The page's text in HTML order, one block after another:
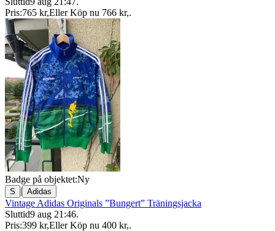
Pris:765 kr,Eller Köp nu 766 kr,.
Badge på objektet:Ny
S | Adidas
Vintage Adidas Originals ”Bungert” Träningsjacka
Sluttid9 aug 21:46.
Pris:399 kr,Eller Köp nu 400 kr,.